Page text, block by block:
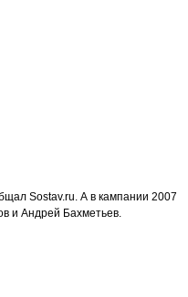
Sostav.ru. А в кампании 2007
и Андрей Бахметьев.